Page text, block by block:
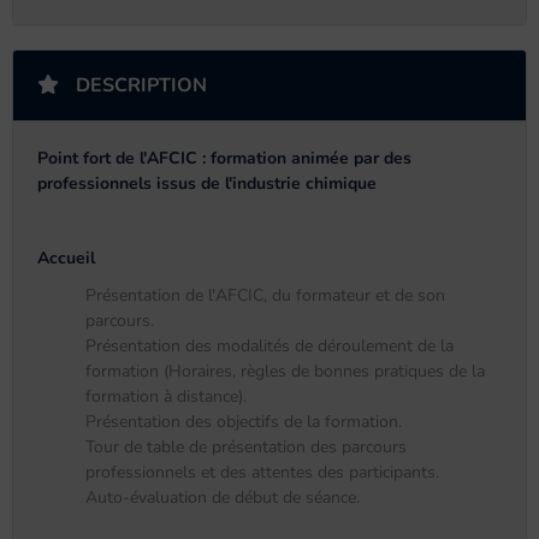
DESCRIPTION
Point fort de l'AFCIC : formation animée par des
professionnels issus de l'industrie chimique
Accueil
Présentation de l'AFCIC, du formateur et de son
parcours.
Présentation des modalités de déroulement de la
formation (Horaires, règles de bonnes pratiques de la
formation à distance).
Présentation des objectifs de la formation.
Tour de table de présentation des parcours
professionnels et des attentes des participants.
Auto-évaluation de début de séance.